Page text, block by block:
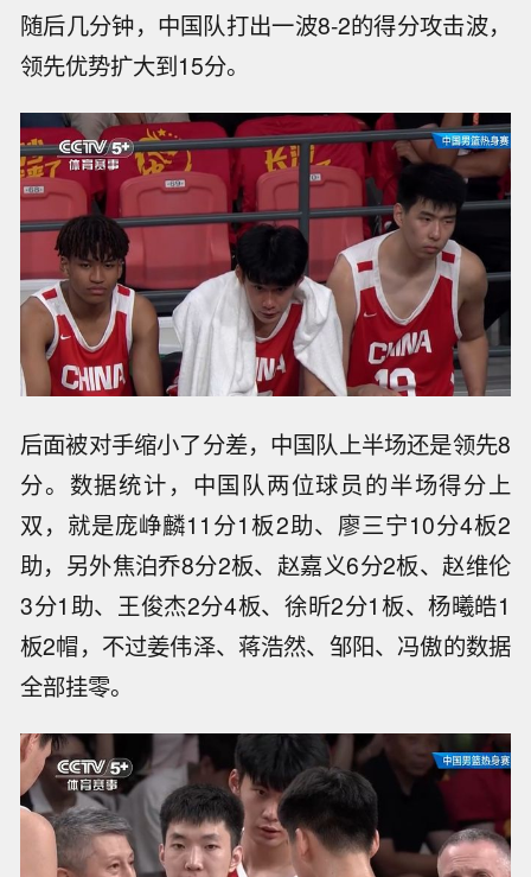
随后几分钟，中国队打出一波8-2的得分攻击波，
领先优势扩大到15分。
后面被对手缩小了分差，中国队上半场还是领先8
分。数据统计，中国队两位球员的半场得分上
双，就是庞峥麟11分1板2助、廖三宁10分4板2
助，另外焦泊乔8分2板、赵嘉义6分2板、赵维伦
3分1助、王俊杰2分4板、徐昕2分1板、杨曦皓1
板2帽，不过姜伟泽、蒋浩然、邹阳、冯傲的数据
全部挂零。